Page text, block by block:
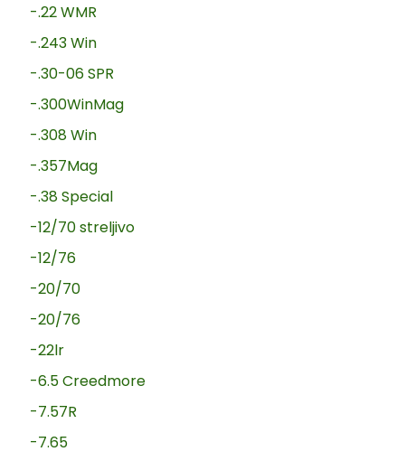
-.22 WMR
-.243 Win
-.30-06 SPR
-.300WinMag
-.308 Win
-.357Mag
-.38 Special
-12/70 streljivo
-12/76
-20/70
-20/76
-22lr
-6.5 Creedmore
-7.57R
-7.65